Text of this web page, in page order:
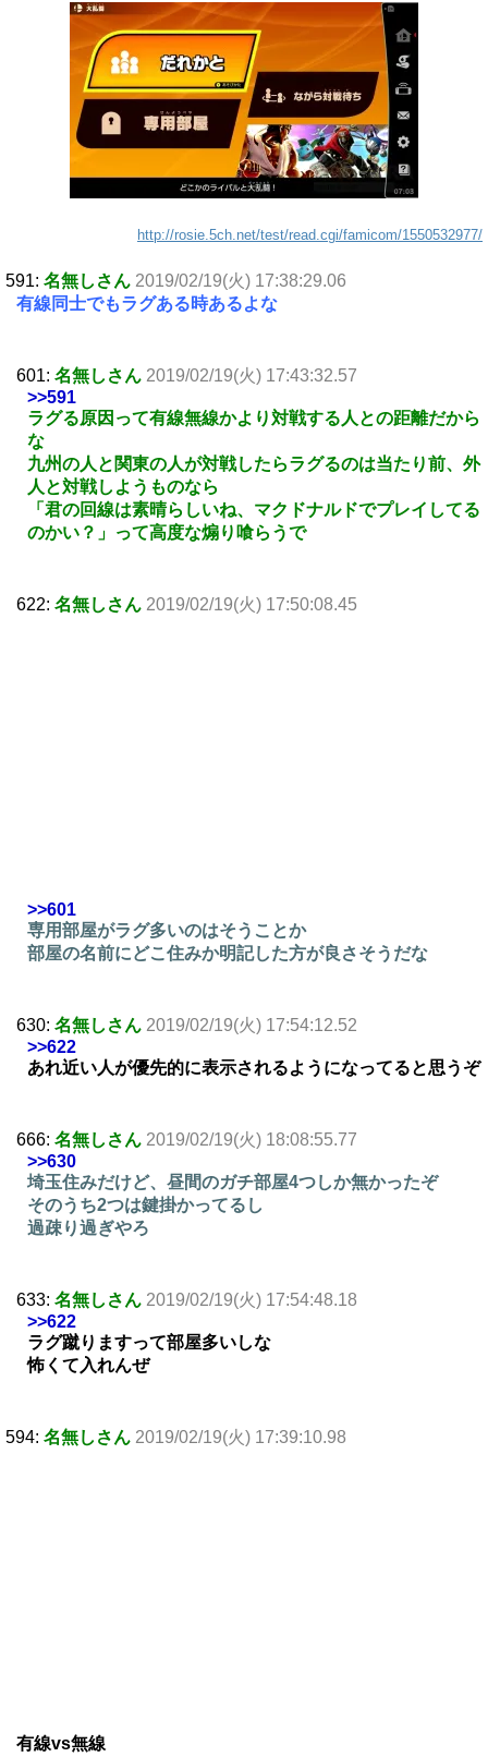
http://rosie.5ch.net/test/read.cgi/famicom/1550532977/
591: 名無しさん 2019/02/19(火) 17:38:29.06
有線同士でもラグある時あるよな
601: 名無しさん 2019/02/19(火) 17:43:32.57
>>591
ラグる原因って有線無線かより対戦する人との距離だから
な
九州の人と関東の人が対戦したらラグるのは当たり前、外
人と対戦しようものなら
「君の回線は素晴らしいね、マクドナルドでプレイしてる
のかい？」って高度な煽り喰らうで
622: 名無しさん 2019/02/19(火) 17:50:08.45
>>601
専用部屋がラグ多いのはそうことか
部屋の名前にどこ住みか明記した方が良さそうだな
630: 名無しさん 2019/02/19(火) 17:54:12.52
>>622
あれ近い人が優先的に表示されるようになってると思うぞ
666: 名無しさん 2019/02/19(火) 18:08:55.77
>>630
埼玉住みだけど、昼間のガチ部屋4つしか無かったぞ
そのうち2つは鍵掛かってるし
過疎り過ぎやろ
633: 名無しさん 2019/02/19(火) 17:54:48.18
>>622
ラグ蹴りますって部屋多いしな
怖くて入れんぜ
594: 名無しさん 2019/02/19(火) 17:39:10.98
有線vs無線